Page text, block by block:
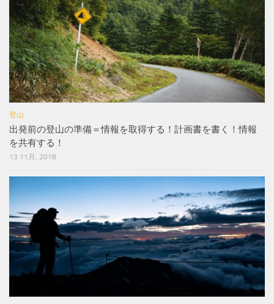
登山
出発前の登山の準備＝情報を取得する！計画書を書く！情報
を共有する！
13 11月, 2018